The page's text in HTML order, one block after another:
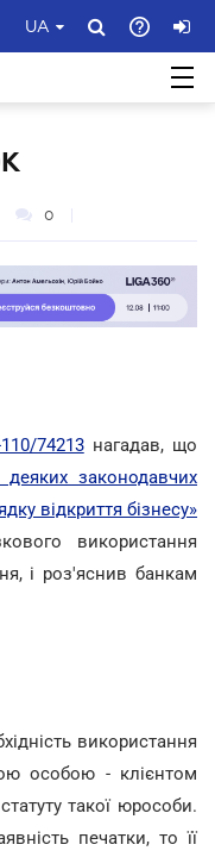
UA
0
74213нагадав, що
законодавчих
відкриття бізнесу»
використання
і роз'яснив банкам
використання
особою - клієнтом
такої юрособи.
печатки, то її